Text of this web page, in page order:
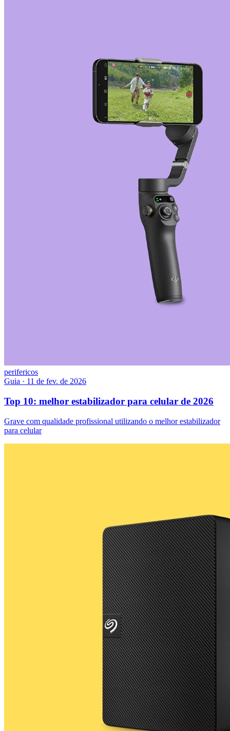
perifericos
Guia · 11 de fev. de 2026
Top 10: melhor estabilizador para celular de 2026
Grave com qualidade profissional utilizando o melhor estabilizador
para celular